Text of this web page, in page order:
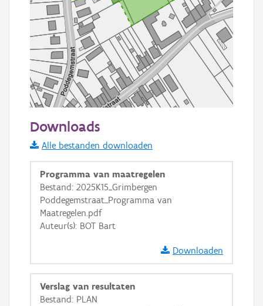
Informatie Vlaanderen
i
+ −
Basis Lagen
Downloads
Alle bestanden downloaden
Programma van maatregelen
Bestand: 2025K15_Grimbergen
Poddegemstraat_Programma van
Maatregelen.pdf
Auteur(s): BOT Bart
Downloaden
Verslag van resultaten
Bestand: PLAN